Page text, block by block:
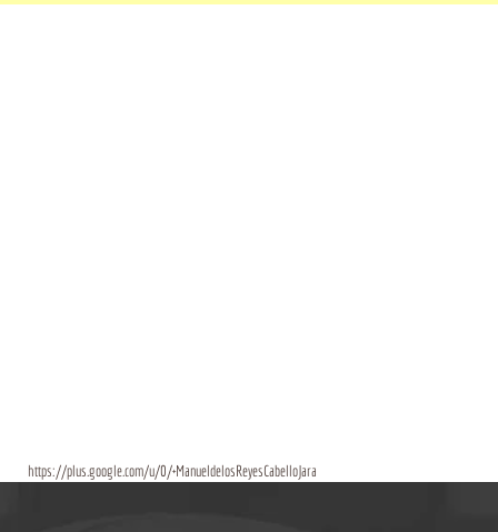
https://plus.google.com/u/0/+ManueldelosReyesCabelloJara